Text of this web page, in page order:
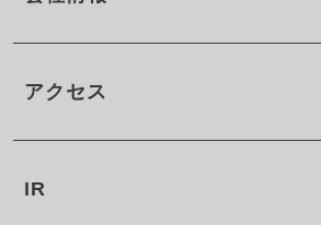
アクセス
IR